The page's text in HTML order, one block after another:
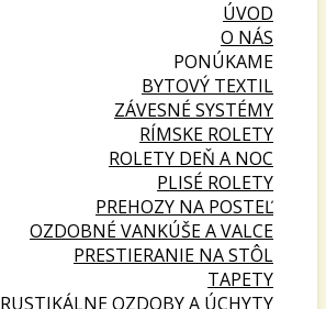
ÚVOD
O NÁS
PONÚKAME
BYTOVÝ TEXTIL
ZÁVESNÉ SYSTÉMY
RÍMSKE ROLETY
ROLETY DEŇ A NOC
PLISÉ ROLETY
PREHOZY NA POSTEĽ
OZDOBNÉ VANKÚŠE A VALCE
PRESTIERANIE NA STÔL
TAPETY
RUSTIKÁLNE OZDOBY A ÚCHYTY